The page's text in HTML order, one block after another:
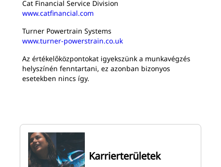
Cat Financial Service Division
www.catfinancial.com
Turner Powertrain Systems
www.turner-powerstrain.co.uk
Az értékelőközpontokat igyekszünk a munkavégzés
helyszínén fenntartani, ez azonban bizonyos
esetekben nincs így.
Karrierterületek